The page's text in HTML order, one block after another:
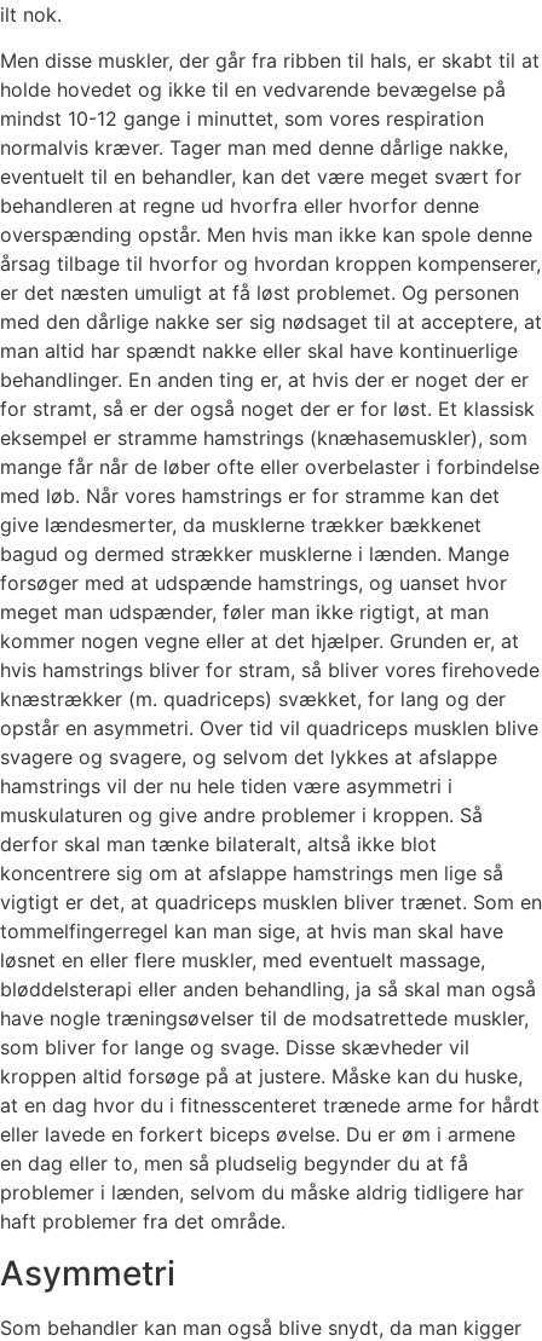
ilt nok.
Men disse muskler, der går fra ribben til hals, er skabt til at
holde hovedet og ikke til en vedvarende bevægelse på
mindst 10-12 gange i minuttet, som vores respiration
normalvis kræver. Tager man med denne dårlige nakke,
eventuelt til en behandler, kan det være meget svært for
behandleren at regne ud hvorfra eller hvorfor denne
overspænding opstår. Men hvis man ikke kan spole denne
årsag tilbage til hvorfor og hvordan kroppen kompenserer,
er det næsten umuligt at få løst problemet. Og personen
med den dårlige nakke ser sig nødsaget til at acceptere, at
man altid har spændt nakke eller skal have kontinuerlige
behandlinger. En anden ting er, at hvis der er noget der er
for stramt, så er der også noget der er for løst. Et klassisk
eksempel er stramme hamstrings (knæhasemuskler), som
mange får når de løber ofte eller overbelaster i forbindelse
med løb. Når vores hamstrings er for stramme kan det
give lændesmerter, da musklerne trækker bækkenet
bagud og dermed strækker musklerne i lænden. Mange
forsøger med at udspænde hamstrings, og uanset hvor
meget man udspænder, føler man ikke rigtigt, at man
kommer nogen vegne eller at det hjælper. Grunden er, at
hvis hamstrings bliver for stram, så bliver vores firehovede
knæstrækker (m. quadriceps) svækket, for lang og der
opstår en asymmetri. Over tid vil quadriceps musklen blive
svagere og svagere, og selvom det lykkes at afslappe
hamstrings vil der nu hele tiden være asymmetri i
muskulaturen og give andre problemer i kroppen. Så
derfor skal man tænke bilateralt, altså ikke blot
koncentrere sig om at afslappe hamstrings men lige så
vigtigt er det, at quadriceps musklen bliver trænet. Som en
tommelfingerregel kan man sige, at hvis man skal have
løsnet en eller flere muskler, med eventuelt massage,
bløddelsterapi eller anden behandling, ja så skal man også
have nogle træningsøvelser til de modsatrettede muskler,
som bliver for lange og svage. Disse skævheder vil
kroppen altid forsøge på at justere. Måske kan du huske,
at en dag hvor du i fitnesscenteret trænede arme for hårdt
eller lavede en forkert biceps øvelse. Du er øm i armene
en dag eller to, men så pludselig begynder du at få
problemer i lænden, selvom du måske aldrig tidligere har
haft problemer fra det område.
Asymmetri
Som behandler kan man også blive snydt, da man kigger